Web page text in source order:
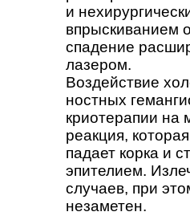
и
впрыскиванием
спадение
лазером.
Воздействие
ностных
криотерапии на
реакция,
падает корка и
эпителием.
случаев, при
незаметен.